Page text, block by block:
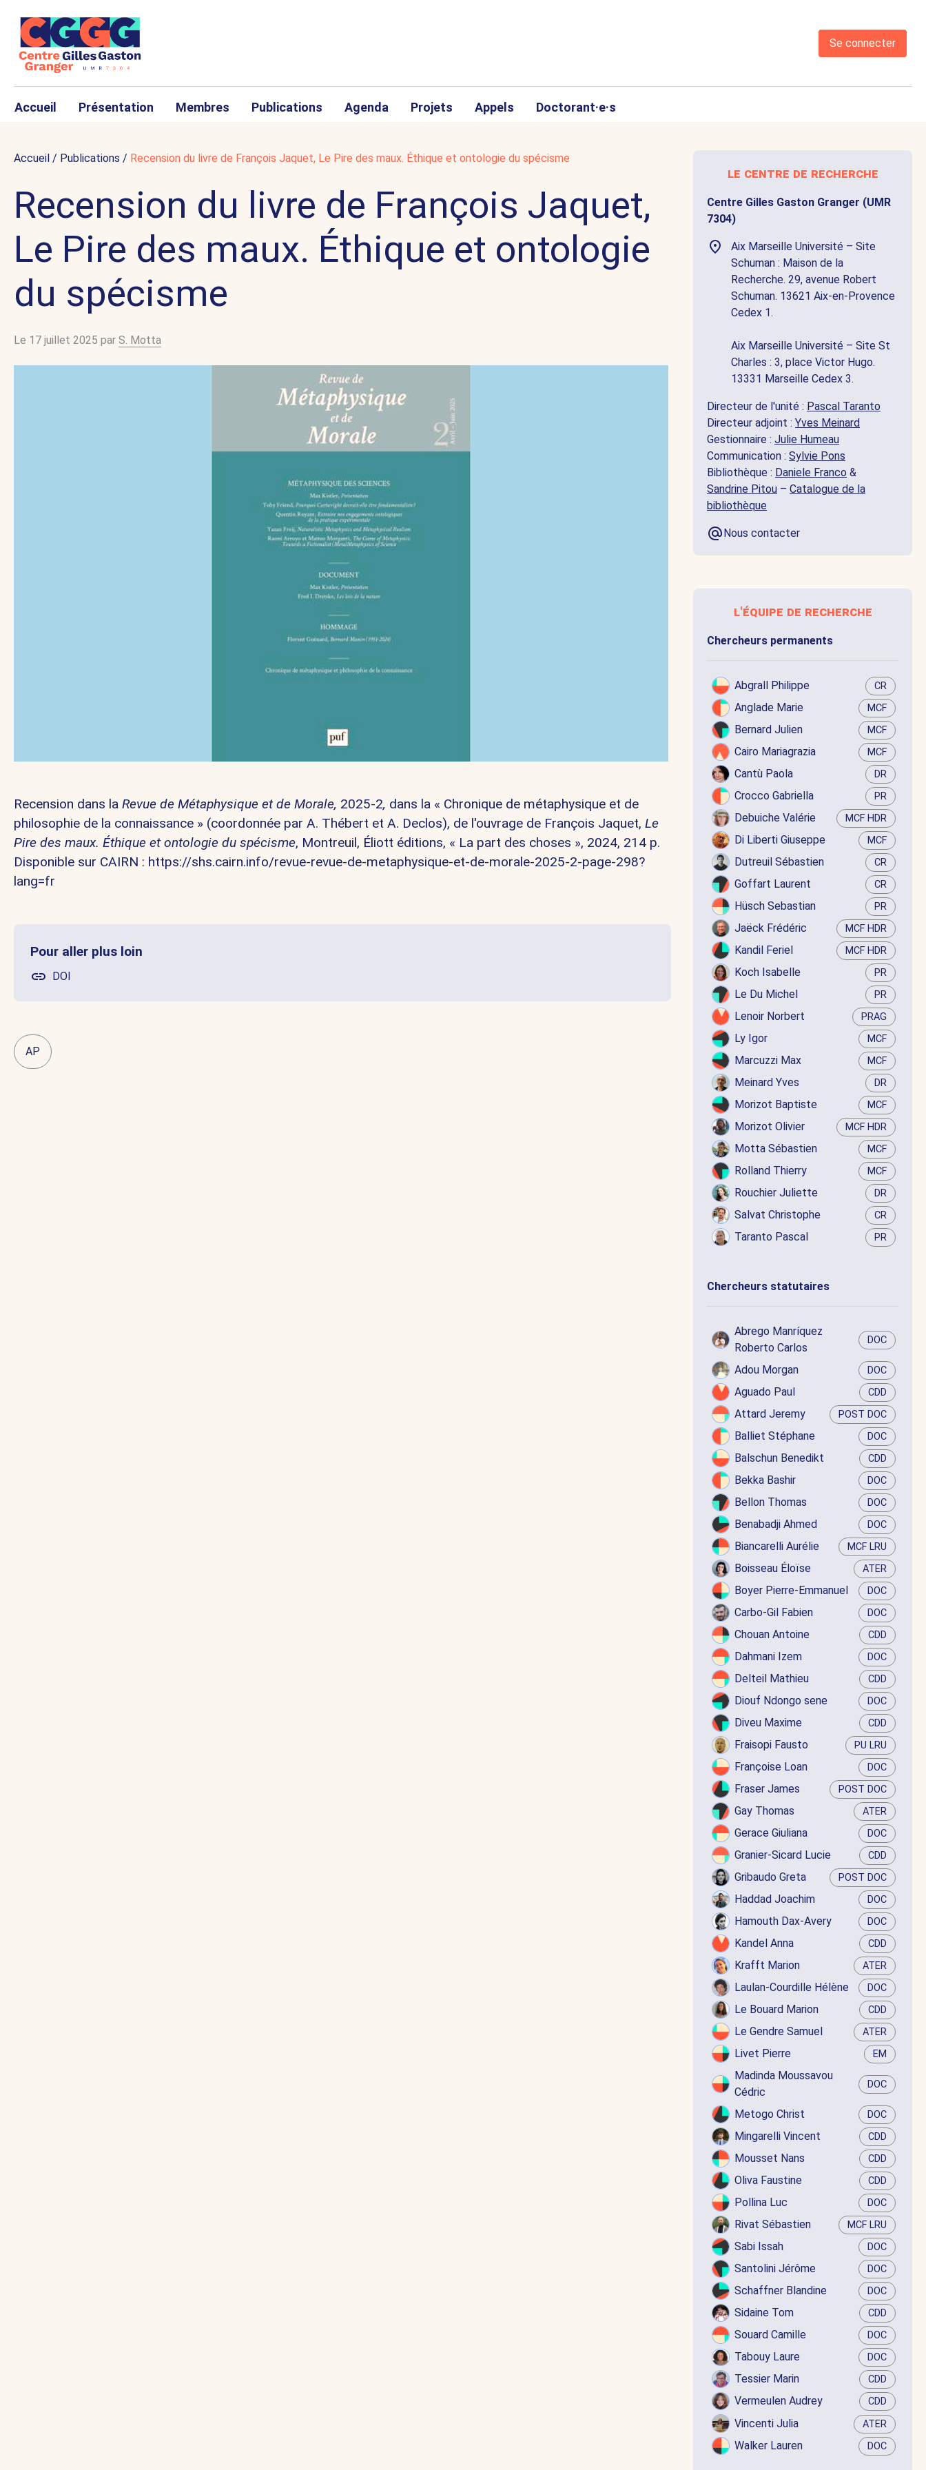
Se connecter
Accueil Présentation Membres Publications Agenda Projets Appels Doctorant·e·s
Accueil / Publications / Recension du livre de François Jaquet, Le Pire des maux. Éthique et ontologie du spécisme
Recension du livre de François Jaquet,
Le Pire des maux. Éthique et ontologie
du spécisme
Le 17 juillet 2025 par S. Motta
Recension dans la Revue de Métaphysique et de Morale, 2025-2, dans la « Chronique de métaphysique et de
philosophie de la connaissance » (coordonnée par A. Thébert et A. Declos), de l'ouvrage de François Jaquet, Le
Pire des maux. Éthique et ontologie du spécisme, Montreuil, Éliott éditions, « La part des choses », 2024, 214 p.
Disponible sur CAIRN : https://shs.cairn.info/revue-revue-de-metaphysique-et-de-morale-2025-2-page-298?
lang=fr
Pour aller plus loin
DOI
AP
le centre de recherche
Centre Gilles Gaston Granger (UMR
7304)
Aix Marseille Université – Site
Schuman : Maison de la
Recherche. 29, avenue Robert
Schuman. 13621 Aix-en-Provence
Cedex 1.
Aix Marseille Université – Site St
Charles : 3, place Victor Hugo.
13331 Marseille Cedex 3.
Directeur de l'unité : Pascal Taranto
Directeur adjoint : Yves Meinard
Gestionnaire : Julie Humeau
Communication : Sylvie Pons
Bibliothèque : Daniele Franco &
Sandrine Pitou – Catalogue de la
bibliothèque
Nous contacter
l'équipe de recherche
Chercheurs permanents
Abgrall Philippe CR
Anglade Marie MCF
Bernard Julien MCF
Cairo Mariagrazia MCF
Cantù Paola DR
Crocco Gabriella PR
Debuiche Valérie MCF HDR
Di Liberti Giuseppe MCF
Dutreuil Sébastien CR
Goffart Laurent CR
Hüsch Sebastian PR
Jaëck Frédéric MCF HDR
Kandil Feriel MCF HDR
Koch Isabelle PR
Le Du Michel PR
Lenoir Norbert PRAG
Ly Igor MCF
Marcuzzi Max MCF
Meinard Yves DR
Morizot Baptiste MCF
Morizot Olivier MCF HDR
Motta Sébastien MCF
Rolland Thierry MCF
Rouchier Juliette DR
Salvat Christophe CR
Taranto Pascal PR
Chercheurs statutaires
Abrego Manríquez
Roberto Carlos
DOC
Adou Morgan DOC
Aguado Paul CDD
Attard Jeremy POST DOC
Balliet Stéphane DOC
Balschun Benedikt CDD
Bekka Bashir DOC
Bellon Thomas DOC
Benabadji Ahmed DOC
Biancarelli Aurélie MCF LRU
Boisseau Éloïse ATER
Boyer Pierre-Emmanuel DOC
Carbo-Gil Fabien DOC
Chouan Antoine CDD
Dahmani Izem DOC
Delteil Mathieu CDD
Diouf Ndongo sene DOC
Diveu Maxime CDD
Fraisopi Fausto PU LRU
Françoise Loan DOC
Fraser James POST DOC
Gay Thomas ATER
Gerace Giuliana DOC
Granier-Sicard Lucie CDD
Gribaudo Greta POST DOC
Haddad Joachim DOC
Hamouth Dax-Avery DOC
Kandel Anna CDD
Krafft Marion ATER
Laulan-Courdille Hélène DOC
Le Bouard Marion CDD
Le Gendre Samuel ATER
Livet Pierre EM
Madinda Moussavou
Cédric
DOC
Metogo Christ DOC
Mingarelli Vincent CDD
Mousset Nans CDD
Oliva Faustine CDD
Pollina Luc DOC
Rivat Sébastien MCF LRU
Sabi Issah DOC
Santolini Jérôme DOC
Schaffner Blandine DOC
Sidaine Tom CDD
Souard Camille DOC
Tabouy Laure DOC
Tessier Marin CDD
Vermeulen Audrey CDD
Vincenti Julia ATER
Walker Lauren DOC